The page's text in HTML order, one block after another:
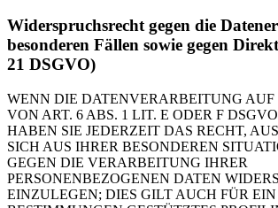
Widerspruchsrecht gegen die
besonderen Fällen sowie gegen
21 DSGVO)
WENN DIE DATENVERARBEITUNG
VON ART. 6 ABS. 1 LIT. E ODER F
HABEN SIE JEDERZEIT DAS RECHT,
SICH AUS IHRER BESONDEREN
GEGEN DIE VERARBEITUNG IHRER
PERSONENBEZOGENEN DATEN
EINZULEGEN; DIES GILT AUCH FÜR